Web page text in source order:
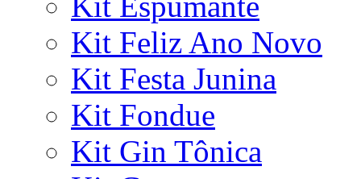
Kit Feliz Ano Novo
Kit Festa Junina
Kit Fondue
Kit Gin Tônica